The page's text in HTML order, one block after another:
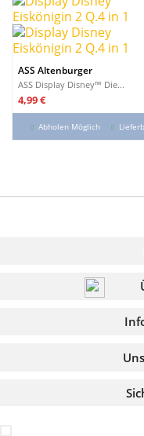
ASS Altenburger
ASS Display Disney™ Die...
Preis
4,99 €
Abholen Möglich